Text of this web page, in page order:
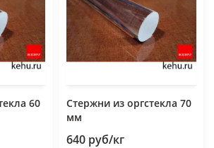
60
Стержни из оргстекла 70
мм
640 руб/кг